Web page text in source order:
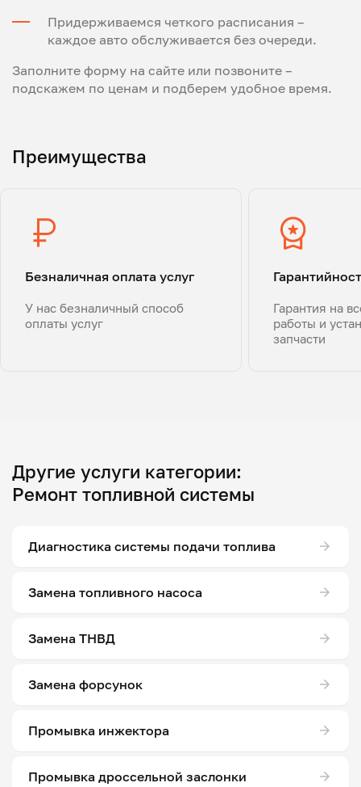
Придерживаемся четкого расписания –
каждое авто обслуживается без очереди.
Заполните форму на сайте или позвоните –
подскажем по ценам и подберем удобное время.
Преимущества
Безналичная оплата услуг
У нас безналичный способ
оплаты услуг
Гарантия на
работы и
запчасти
Другие услуги категории:
Ремонт топливной системы
Диагностика системы подачи топлива
Замена топливного насоса
Замена ТНВД
Замена форсунок
Промывка инжектора
Промывка дроссельной заслонки